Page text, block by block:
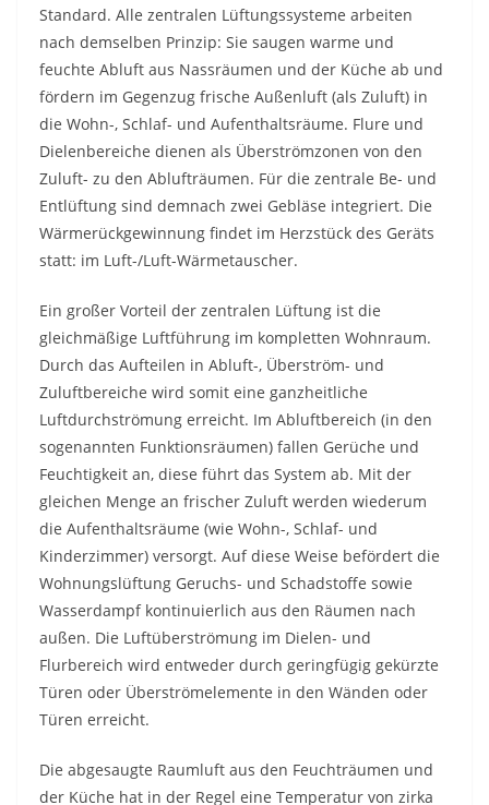
Standard. Alle zentralen Lüftungssysteme arbeiten
nach demselben Prinzip: Sie saugen warme und
feuchte Abluft aus Nassräumen und der Küche ab und
fördern im Gegenzug frische Außenluft (als Zuluft) in
die Wohn-, Schlaf- und Aufenthaltsräume. Flure und
Dielenbereiche dienen als Überströmzonen von den
Zuluft- zu den Ablufträumen. Für die zentrale Be- und
Entlüftung sind demnach zwei Gebläse integriert. Die
Wärmerückgewinnung findet im Herzstück des Geräts
statt: im Luft-/Luft-Wärmetauscher.
Ein großer Vorteil der zentralen Lüftung ist die
gleichmäßige Luftführung im kompletten Wohnraum.
Durch das Aufteilen in Abluft-, Überström- und
Zuluftbereiche wird somit eine ganzheitliche
Luftdurchströmung erreicht. Im Abluftbereich (in den
sogenannten Funktionsräumen) fallen Gerüche und
Feuchtigkeit an, diese führt das System ab. Mit der
gleichen Menge an frischer Zuluft werden wiederum
die Aufenthaltsräume (wie Wohn-, Schlaf- und
Kinderzimmer) versorgt. Auf diese Weise befördert die
Wohnungslüftung Geruchs- und Schadstoffe sowie
Wasserdampf kontinuierlich aus den Räumen nach
außen. Die Luftüberströmung im Dielen- und
Flurbereich wird entweder durch geringfügig gekürzte
Türen oder Überströmelemente in den Wänden oder
Türen erreicht.
Die abgesaugte Raumluft aus den Feuchträumen und
der Küche hat in der Regel eine Temperatur von zirka